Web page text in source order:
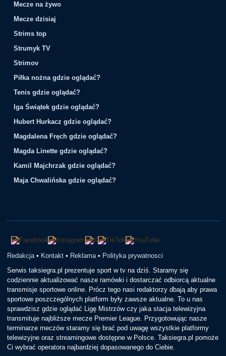
Mecze na żywo
Mecze dzisiaj
Strims top
Strumyk TV
Strimov
Piłka nożna gdzie oglądać?
Tenis gdzie oglądać?
Iga Świątek gdzie oglądać?
Hubert Hurkacz gdzie oglądać?
Magdalena Fręch gdzie oglądać?
Magda Linette gdzie oglądać?
Kamil Majchrzak gdzie oglądać?
Maja Chwalińska gdzie oglądać?
Redakcja • Kontakt • Reklama • Polityka prywatnosci
Serwis taksiegra.pl prezentuje sport w tv na dziś. Staramy się
codziennie aktualizować nasze ramówki i dostarczać odbiorcą aktualne
transmisje sportowe online. Prócz tego nasi redaktorzy dbają aby prawa
sportowe poszczególnych platform były zawsze aktualne. To u nas
sprawdzisz gdzie oglądać Ligę Mistrzów czy jaka stacja telewizyjna
transmituje najbliższe mecze Premier League. Przygotowując nasze
terminarze meczów staramy się brać pod uwagę wszystkie platformy
telewizyjne oraz streamingowe dostępne w Polsce. Taksiegra.pl pomoże
Ci wybrać operatora najbardziej dopasowanego do Ciebie.